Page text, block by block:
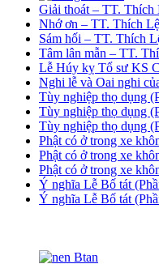
Giải thoát – TT. Thích
Nhớ ơn – TT. Thích
Sám hối – TT. Thích
Tâm lân mẫn – TT.
Lễ Húy kỵ Tổ sư KS
Nghi lễ và Oai nghi
Tùy nghiệp thọ dụng
Tùy nghiệp thọ dụng
Tùy nghiệp thọ dụng
Phật có ở trong xe
Phật có ở trong xe
Phật có ở trong xe
Ý nghĩa Lễ Bố tát
Ý nghĩa Lễ Bố tát